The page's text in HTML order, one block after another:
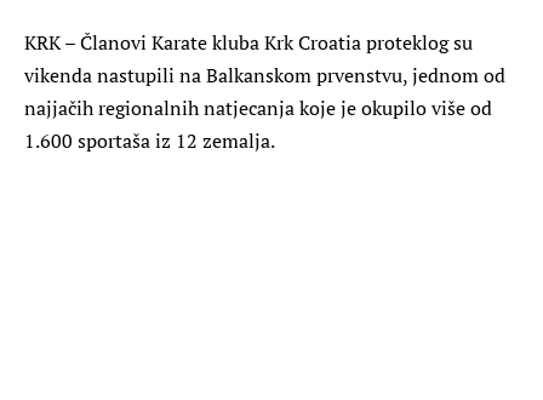
KRK – Članovi Karate kluba Krk Croatia proteklog su
vikenda nastupili na Balkanskom prvenstvu, jednom od
najjačih regionalnih natjecanja koje je okupilo više od
1.600 sportaša iz 12 zemalja.